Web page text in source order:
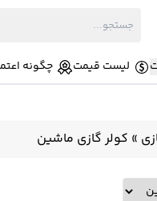
لیست قیمت چگونه
» کولر گازی ماشین